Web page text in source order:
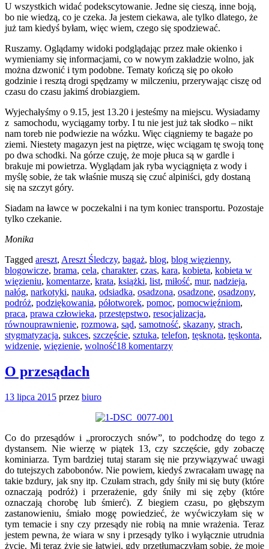
U wszystkich widać podekscytowanie. Jedne się cieszą, inne boją,
bo nie wiedzą, co je czeka. Ja jestem ciekawa, ale tylko dlatego, że
już tam kiedyś byłam, więc wiem, czego się spodziewać.
Ruszamy. Oglądamy widoki podglądając przez małe okienko i
wymieniamy się informacjami, co w nowym zakładzie wolno, jak
można dzwonić i tym podobne. Tematy kończą się po około
godzinie i resztą drogi spędzamy w milczeniu, przerywając ciszę od
czasu do czasu jakimś drobiazgiem.
Wyjechałyśmy o 9.15, jest 13.20 i jesteśmy na miejscu. Wysiadamy
z samochodu, wyciągamy torby. I tu nie jest już tak słodko – nikt
nam toreb nie podwiezie na wózku. Więc ciągniemy te bagaże po
ziemi. Niestety magazyn jest na piętrze, więc wciągam tę swoją tonę
po dwa schodki. Na górze czuję, że moje płuca są w gardle i
brakuje mi powietrza. Wyglądam jak ryba wyciągnięta z wody i
myślę sobie, że tak właśnie muszą się czuć alpiniści, gdy dostaną
się na szczyt góry.
Siadam na ławce w poczekalni i na tym koniec transportu. Pozostaje
tylko czekanie.
Monika
Tagged areszt, Areszt Śledczy, bagaż, blog, blog więzienny,
blogowicze, brama, cela, charakter, czas, kara, kobieta, kobieta w
więzieniu, komentarze, krata, książki, list, miłość, mur, nadzieja,
nałóg, narkotyki, nauka, odsiadka, osadzona, osadzone, osadzony,
podróż, podziękowania, półotworek, pomoc, pomocwięźniom,
praca, prawa człowieka, przestępstwo, resocjalizacja,
równouprawnienie, rozmowa, sąd, samotność, skazany, strach,
stygmatyzacja, sukces, szczęście, sztuka, telefon, tęsknota, tęskonta,
widzenie, więzienie, wolność18 komentarzy
O przesądach
13 lipca 2015 przez biuro
Co do przesądów i „proroczych snów”, to podchodzę do tego z
dystansem. Nie wierzę w piątek 13, czy szczęście, gdy zobaczę
kominiarza. Tym bardziej tutaj staram się nie przywiązywać uwagi
do tutejszych zabobonów. Nie powiem, kiedyś zwracałam uwagę na
takie bzdury, jak sny itp. Czułam strach, gdy śniły mi się buty (które
oznaczają podróż) i przerażenie, gdy śniły mi się zęby (które
oznaczają chorobę lub śmierć). Z biegiem czasu, po głębszym
zastanowieniu, śmiało mogę powiedzieć, że wyćwiczyłam się w
tym temacie i sny czy przesądy nie robią na mnie wrażenia. Teraz
jestem pewna, że wiara w sny i przesądy tylko i wyłącznie utrudnia
życie. Mi teraz żyje się łatwiej, gdy przetłumaczyłam sobie, że moje